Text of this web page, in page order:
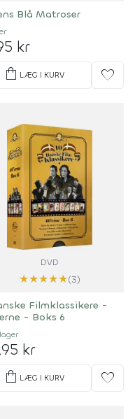
Blå Matroser
kr
shopping_bag LÆG I KURV favorite
DVD
★★★★★(3)
Filmklassikere -
- Boks 6
kr
shopping_bag LÆG I KURV favorite